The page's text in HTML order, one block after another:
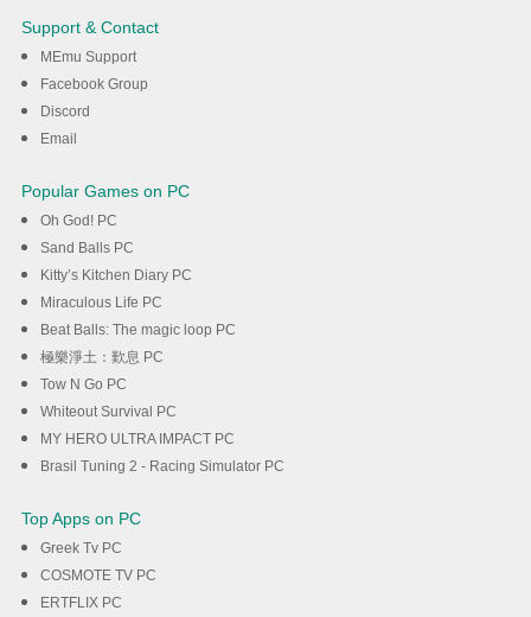
3D: Driving Game on PC with
Support & Contact
MEmu Support
Facebook Group
Discord
Email
Popular Games on PC
Oh God! PC
Sand Balls PC
Kitty’s Kitchen Diary PC
Miraculous Life PC
Beat Balls: The magic loop PC
極樂淨土：歎息 PC
Tow N Go PC
Whiteout Survival PC
MY HERO ULTRA IMPACT PC
Brasil Tuning 2 - Racing Simulator PC
Top Apps on PC
Greek Tv PC
COSMOTE TV PC
ERTFLIX PC